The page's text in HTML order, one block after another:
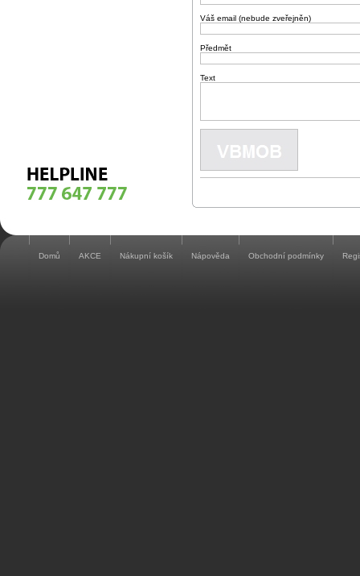
Váš email (nebude zveřejněn)
Předmět
Text
Domů AKCE Nákupní košík Nápověda Obchodní podmínky